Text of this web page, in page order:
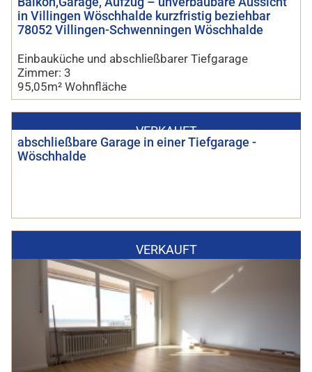
in Villingen Wöschhalde kurzfristig beziehbar
78052 Villingen-Schwenningen Wöschhalde
Einbauküche und abschließbarer Tiefgarage
Zimmer: 3
95,05m² Wohnfläche
VERKAUFT
abschließbare Garage in einer Tiefgarage -
Wöschhalde
VERKAUFT